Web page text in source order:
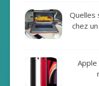
Quelles
chez
Apple